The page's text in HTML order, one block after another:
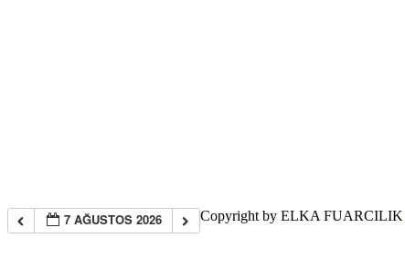
7 AĞUSTOS 2026 Copyright by ELKA FUARCILIK